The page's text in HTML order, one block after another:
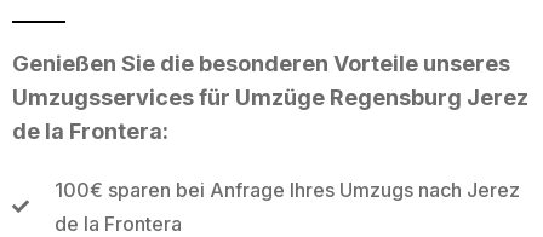
Genießen Sie die besonderen Vorteile unseres
Umzugsservices für Umzüge Regensburg Jerez
de la Frontera:
100€ sparen bei Anfrage Ihres Umzugs nach Jerez
de la Frontera